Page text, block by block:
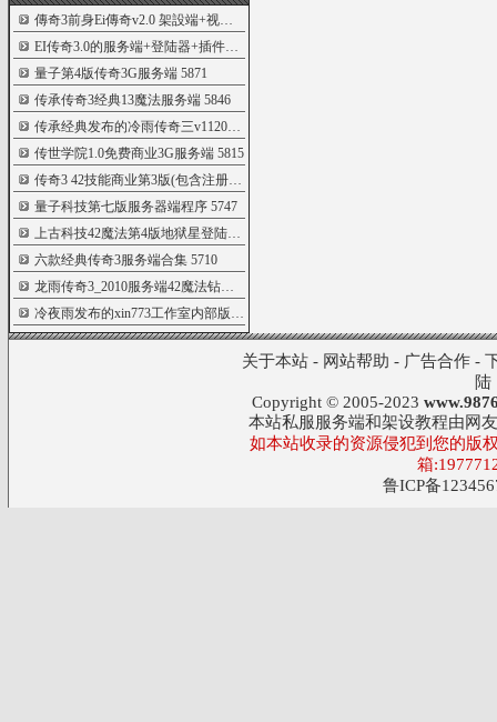
傳奇3前身Ei傳奇v2.0 架設端+视频教程[親測
EI传奇3.0的服务端+登陆器+插件+客户端
量子第4版传奇3G服务端5871
传承传奇3经典13魔法服务端5846
传承经典发布的冷雨传奇三v1120第二版
传世学院1.0免费商业3G服务端5815
传奇3 42技能商业第3版(包含注册机_商业登
量子科技第七版服务器端程序5747
上古科技42魔法第4版地狱星登陆器+正版注
六款经典传奇3服务端合集5710
龙雨传奇3_2010服务端42魔法钻石消费+钓鱼
冷夜雨发布的xin773工作室内部版
5670
关于本站- 网站帮助 - 广告合作-
陆
Copyright © 2005-2023
本站私服服务端和架设教程由网
如本站收录的资源侵犯到您的版
箱
鲁ICP备